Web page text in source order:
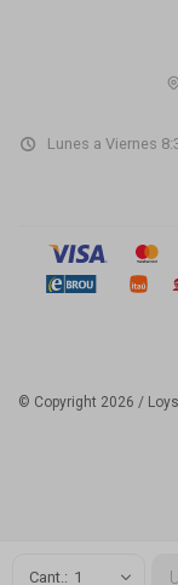
1
Lunes a Viernes
© Copyright 2026 /